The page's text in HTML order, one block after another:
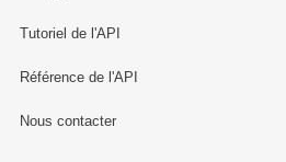
Tutoriel de l'API
Référence de l'API
Nous contacter